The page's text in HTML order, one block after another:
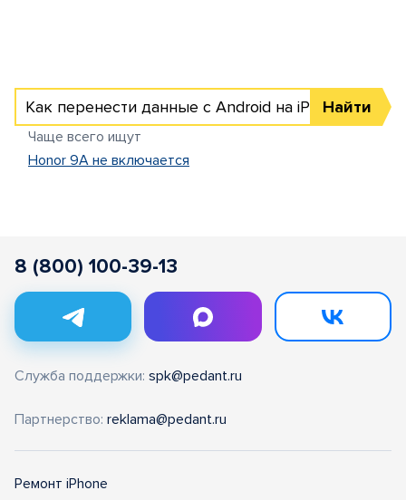
Как перенести данные с Android на iPhone
Чаще всего ищут
Найти
Honor 9A не включается
8 (800) 100-39-13
Служба поддержки: spk@pedant.ru
Партнерство: reklama@pedant.ru
Ремонт iPhone